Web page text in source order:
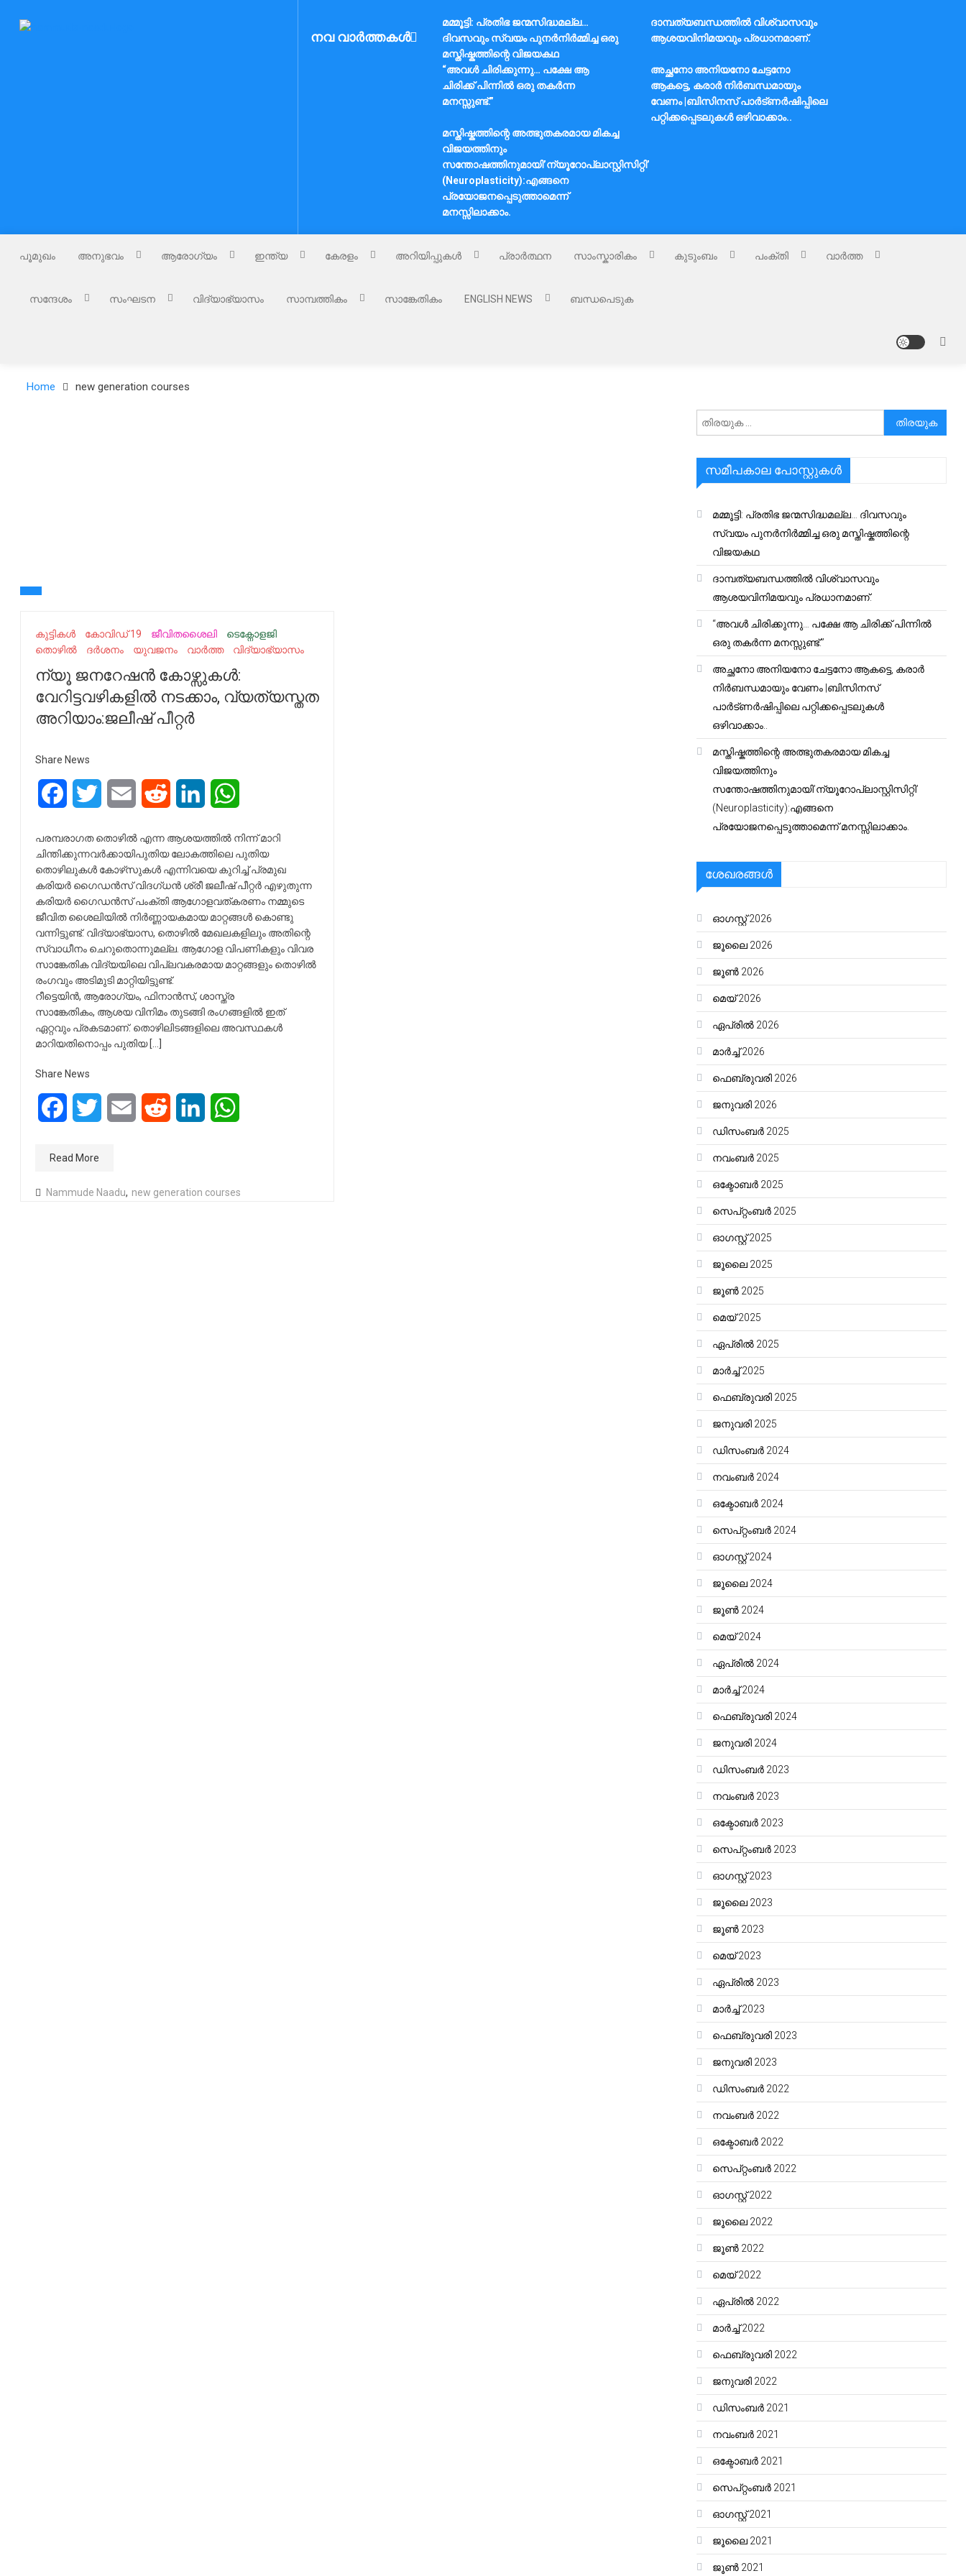
Nammude Naadu നവ വാർത്തകൾ
മമ്മൂട്ടി: പ്രതിഭ ജന്മസിദ്ധമല്ല…
ദിവസവും സ്വയം പുനർനിർമ്മിച്ച ഒരു
മസ്തിഷ്കത്തിന്റെ വിജയകഥ
ദാമ്പത്യബന്ധത്തിൽ വിശ്വാസവും
ആശയവിനിമയവും പ്രധാനമാണ്.
“അവൾ ചിരിക്കുന്നു… പക്ഷേ ആ
ചിരിക്ക് പിന്നിൽ ഒരു തകർന്ന
മനസ്സുണ്ട്.”
അച്ഛനോ അനിയനോ ചേട്ടനോ
ആകട്ടെ, കരാർ നിർബന്ധമായും
വേണം |ബിസിനസ് പാർട്ണർഷിപ്പിലെ
പറ്റിക്കപ്പെടലുകൾ ഒഴിവാക്കാം..
മസ്തിഷ്കത്തിന്റെ അത്ഭുതകരമായ മികച്ച
വിജയത്തിനും
സന്തോഷത്തിനുമായി’ന്യൂറോപ്ലാസ്റ്റിസിറ്റി’
(Neuroplasticity):എങ്ങനെ
പ്രയോജനപ്പെടുത്താമെന്ന്
മനസ്സിലാക്കാം.
പൂമുഖം അനുഭവം ആരോഗ്യം ഇന്ത്യ കേരളം അറിയിപ്പുകൾ പ്രാർത്ഥന സാംസ്കാരികം കുടുംബം പംക്തി വാർത്ത
സന്ദേശം സംഘടന വിദ്യാഭ്യാസം സാമ്പത്തികം സാങ്കേതികം ENGLISH NEWS ബന്ധപെടുക
Home new generation courses
കുട്ടികൾ കോവിഡ് 19 ജീവിതശൈലി
ടെക്നോളജി
തൊഴിൽ
ദർശനം യുവജനം വാർത്ത വിദ്യാഭ്യാസം
ന്യൂ ജനറേഷന്‍ കോഴ്സുകള്‍:
വേറിട്ടവഴികളില്‍ നടക്കാം, വ്യത്യസ്തത
അറിയാം:ജലീഷ് പീറ്റര്‍
Share News
FacebookTwitter Email Reddit LinkedIn
പരമ്പരാഗത തൊഴിൽ എന്ന ആശയത്തിൽ നിന്ന് മാറി
ചിന്തിക്കുന്നവർക്കായിപുതിയ ലോകത്തിലെ പുതിയ
തൊഴിലുകള്‍ കോഴ്‌സുകള്‍ എന്നിവയെ കുറിച്ച് പ്രമുഖ
കരിയര്‍ ഗൈഡന്‍സ് വിദഗ്ധന്‍ ശ്രീ ജലീഷ് പീറ്റര്‍ എഴുതുന്ന
കരിയര്‍ ഗൈഡന്‍സ് പംക്തി ആഗോളവത്കരണം നമ്മുടെ
ജീവിത ശൈലിയിൽ നിർണ്ണായകമായ മാറ്റങ്ങൾ കൊണ്ടു
വന്നിട്ടുണ്ട്. വിദ്യാഭ്യാസ, തൊഴിൽ മേഖലകളിലും അതിന്റെ
സ്വാധീനം ചെറുതൊന്നുമല്ല. ആഗോള വിപണികളും വിവര
സാങ്കേതിക വിദ്യയിലെ വിപ്ലവകരമായ മാറ്റങ്ങളും തൊഴിൽ
രംഗവും അടിമുടി മാറ്റിയിട്ടുണ്ട്.
റീട്ടെയിൻ, ആരോഗ്യം, ഫിനാൻസ്, ശാസ്ത്ര
സാങ്കേതികം, ആശയ വിനിമം തുടങ്ങി രംഗങ്ങളിൽ ഇത്
ഏറ്റവും പ്രകടമാണ്. തൊഴിലിടങ്ങളിലെ അവസ്ഥകൾ
മാറിയതിനൊപ്പം പുതിയ […]
Share News
FacebookTwitter Email Reddit LinkedIn
Read More
Nammude Naadu, new generation courses
അനേഷിക്കുക
സമീപകാല പോസ്റ്റുകൾ
മമ്മൂട്ടി: പ്രതിഭ ജന്മസിദ്ധമല്ല… ദിവസവും
സ്വയം പുനർനിർമ്മിച്ച ഒരു മസ്തിഷ്കത്തിന്റെ
വിജയകഥ
ദാമ്പത്യബന്ധത്തിൽ വിശ്വാസവും
ആശയവിനിമയവും പ്രധാനമാണ്.
“അവൾ ചിരിക്കുന്നു… പക്ഷേ ആ ചിരിക്ക് പിന്നിൽ
ഒരു തകർന്ന മനസ്സുണ്ട്.”
അച്ഛനോ അനിയനോ ചേട്ടനോ ആകട്ടെ, കരാർ
നിർബന്ധമായും വേണം |ബിസിനസ്
പാർട്ണർഷിപ്പിലെ പറ്റിക്കപ്പെടലുകൾ
ഒഴിവാക്കാം..
മസ്തിഷ്കത്തിന്റെ അത്ഭുതകരമായ മികച്ച
വിജയത്തിനും
സന്തോഷത്തിനുമായി’ന്യൂറോപ്ലാസ്റ്റിസിറ്റി’
(Neuroplasticity):എങ്ങനെ
പ്രയോജനപ്പെടുത്താമെന്ന് മനസ്സിലാക്കാം.
ശേഖരങ്ങൾ
ഓഗസ്റ്റ്‌ 2026
ജൂലൈ 2026
ജൂൺ 2026
മെയ്‌ 2026
ഏപ്രിൽ 2026
മാർച്ച്‌ 2026
ഫെബ്രുവരി 2026
ജനുവരി 2026
ഡിസംബർ 2025
നവംബർ 2025
ഒക്ടോബർ 2025
സെപ്റ്റംബർ 2025
ഓഗസ്റ്റ്‌ 2025
ജൂലൈ 2025
ജൂൺ 2025
മെയ്‌ 2025
ഏപ്രിൽ 2025
മാർച്ച്‌ 2025
ഫെബ്രുവരി 2025
ജനുവരി 2025
ഡിസംബർ 2024
നവംബർ 2024
ഒക്ടോബർ 2024
സെപ്റ്റംബർ 2024
ഓഗസ്റ്റ്‌ 2024
ജൂലൈ 2024
ജൂൺ 2024
മെയ്‌ 2024
ഏപ്രിൽ 2024
മാർച്ച്‌ 2024
ഫെബ്രുവരി 2024
ജനുവരി 2024
ഡിസംബർ 2023
നവംബർ 2023
ഒക്ടോബർ 2023
സെപ്റ്റംബർ 2023
ഓഗസ്റ്റ്‌ 2023
ജൂലൈ 2023
ജൂൺ 2023
മെയ്‌ 2023
ഏപ്രിൽ 2023
മാർച്ച്‌ 2023
ഫെബ്രുവരി 2023
ജനുവരി 2023
ഡിസംബർ 2022
നവംബർ 2022
ഒക്ടോബർ 2022
സെപ്റ്റംബർ 2022
ഓഗസ്റ്റ്‌ 2022
ജൂലൈ 2022
ജൂൺ 2022
മെയ്‌ 2022
ഏപ്രിൽ 2022
മാർച്ച്‌ 2022
ഫെബ്രുവരി 2022
ജനുവരി 2022
ഡിസംബർ 2021
നവംബർ 2021
ഒക്ടോബർ 2021
സെപ്റ്റംബർ 2021
ഓഗസ്റ്റ്‌ 2021
ജൂലൈ 2021
ജൂൺ 2021